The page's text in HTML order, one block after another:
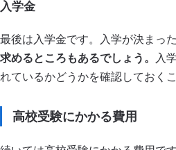
入学金
最後は入学金です。入学が決まっ
求めるところもあるでしょう。 入
れているかどうかを確認しておく
高校受験にかかる費用